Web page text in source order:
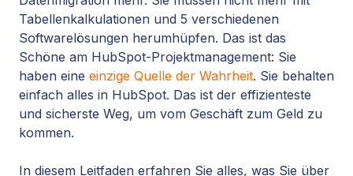
Tabellenkalkulationen und 5 verschiedenen
Softwarelösungen herumhüpfen. Das ist das
Schöne am HubSpot-Projektmanagement: Sie
haben eine einzige Quelle der Wahrheit. Sie behalten
einfach alles in HubSpot. Das ist der effizienteste
und sicherste Weg, um vom Geschäft zum Geld zu
kommen.
In diesem Leitfaden erfahren Sie alles, was Sie über